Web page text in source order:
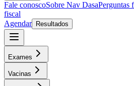
Fale conoscoSobre Nav DasaPerguntas
fiscal
Agendar
Resultados
Exames
Vacinas